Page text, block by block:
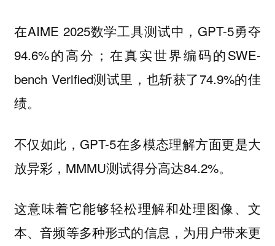
在AIME 2025数学工具测试中，GPT-5勇夺
94.6%的高分；在真实世界编码的SWE-
bench Verified测试里，也斩获了74.9%的佳
绩。
不仅如此，GPT-5在多模态理解方面更是大
放异彩，MMMU测试得分高达84.2%。
这意味着它能够轻松理解和处理图像、文
本、音频等多种形式的信息，为用户带来更